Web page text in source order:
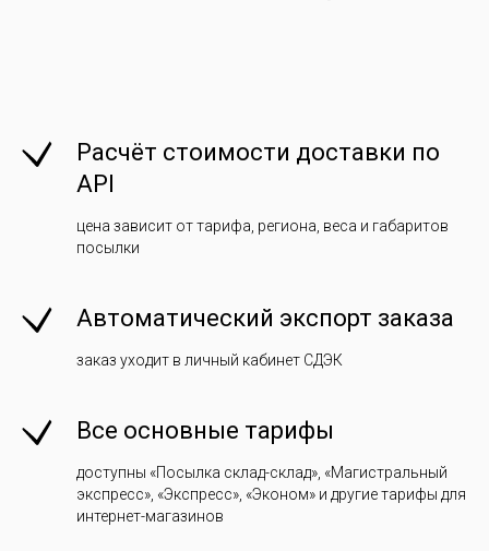
Расчёт стоимости доставки по
API
цена зависит от тарифа, региона, веса и габаритов
посылки
Автоматический экспорт заказа
заказ уходит в личный кабинет СДЭК
Все основные тарифы
доступны «Посылка склад-склад», «Магистральный
экспресс», «Экспресс», «Эконом» и другие тарифы для
интернет-магазинов